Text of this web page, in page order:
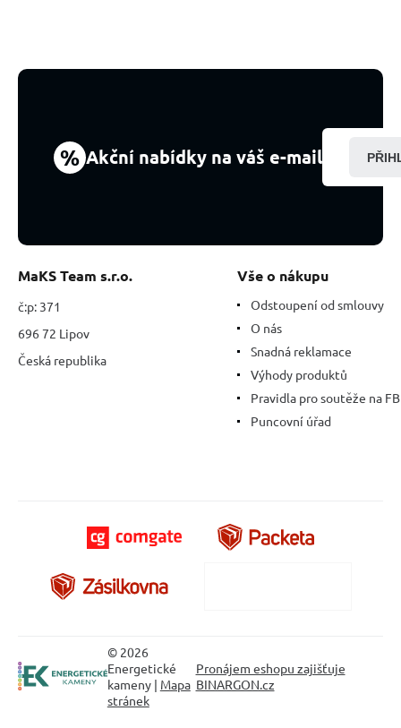
% Akční nabídky na váš e-mail
MaKS Team s.r.o.
č:p: 371
696 72 Lipov
Česká republika
Vše o nákupu
Odstoupení od smlouvy
O nás
Snadná reklamace
Výhody produktů
Pravidla pro soutěže na FB
Puncovní úřad
© 2026
Energetické
kameny | Mapa
stránek
Pronájem eshopu zajišťuje
BINARGON.cz